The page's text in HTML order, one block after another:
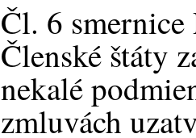
Čl. 6
Členské štáty
nekalé
zmluvách